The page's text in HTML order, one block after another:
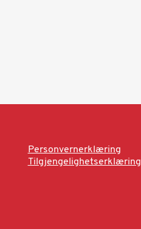
Personvernerklæring
Tilgjengelighetserklæring